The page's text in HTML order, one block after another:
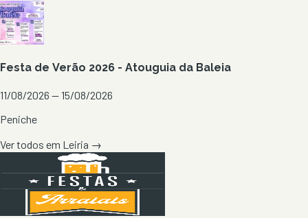
Festa de Verão 2026 - Atouguia da Baleia
11/08/2026 — 15/08/2026
Peniche
Ver todos em Leiria →